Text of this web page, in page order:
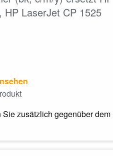
HP LaserJet CP 1525
zusätzlich gegenüber